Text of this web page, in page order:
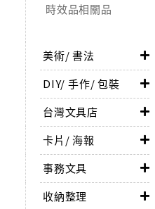
時效品相關品
美術/ 書法
DIY/ 手作/ 包裝
台灣文具店
卡片/ 海報
事務文具
收納整理